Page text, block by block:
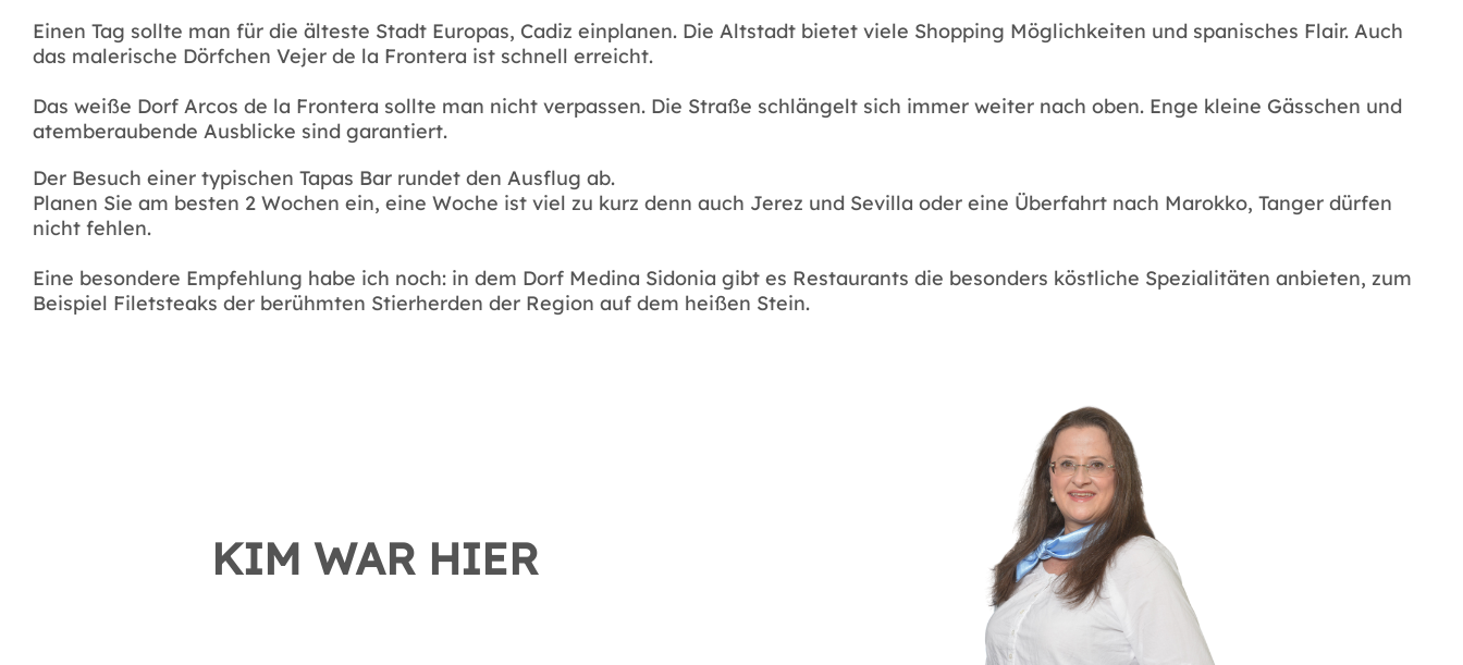
Einen Tag sollte man für die älteste Stadt Europas, Cadiz einplanen. Die Altstadt bietet viele Shopping Möglichkeiten und spanisches Flair. Auch
das malerische Dörfchen Vejer de la Frontera ist schnell erreicht.
Das weiße Dorf Arcos de la Frontera sollte man nicht verpassen. Die Straße schlängelt sich immer weiter nach oben. Enge kleine Gässchen und
atemberaubende Ausblicke sind garantiert.
Der Besuch einer typischen Tapas Bar rundet den Ausflug ab.
Planen Sie am besten 2 Wochen ein, eine Woche ist viel zu kurz denn auch Jerez und Sevilla oder eine Überfahrt nach Marokko, Tanger dürfen
nicht fehlen.
Eine besondere Empfehlung habe ich noch: in dem Dorf Medina Sidonia gibt es Restaurants die besonders köstliche Spezialitäten anbieten, zum
Beispiel Filetsteaks der berühmten Stierherden der Region auf dem heißen Stein.
KIM WAR HIER